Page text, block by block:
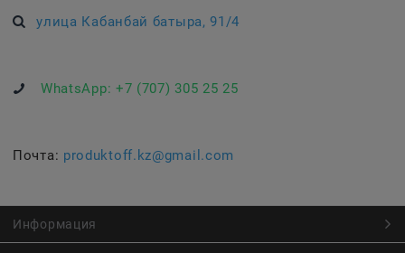
улица Кабанбай батыра, 91/4
WhatsApp: +7 (707) 305 25 25
Почта: produktoff.kz@gmail.com
Информация